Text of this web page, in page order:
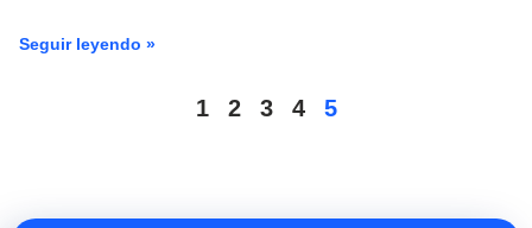
Seguir leyendo »
1 2 3 4 5